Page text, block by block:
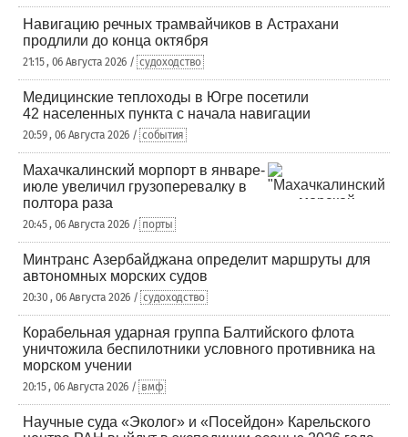
Навигацию речных трамвайчиков в Астрахани
продлили до конца октября
21:15 , 06 Августа 2026 / судоходство
Медицинские теплоходы в Югре посетили
42 населенных пункта с начала навигации
20:59 , 06 Августа 2026 / события
Махачкалинский морпорт в январе-
июле увеличил грузоперевалку в
полтора раза
20:45 , 06 Августа 2026 / порты
Минтранс Азербайджана определит маршруты для
автономных морских судов
20:30 , 06 Августа 2026 / судоходство
Корабельная ударная группа Балтийского флота
уничтожила беспилотники условного противника на
морском учении
20:15 , 06 Августа 2026 / вмф
Научные суда «Эколог» и «Посейдон» Карельского